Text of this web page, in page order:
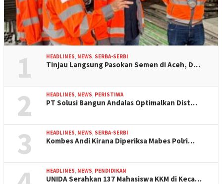
1 HEADLINES, NEWS, SERBA-SERBI
Tinjau Langsung Pasokan Semen di Aceh, D…
2 HEADLINES, NEWS, PERISTIWA
PT Solusi Bangun Andalas Optimalkan Dist…
3 HEADLINES, NEWS, SERBA-SERBI
Kombes Andi Kirana Diperiksa Mabes Polri…
HEADLINES, NEWS, PENDIDIKAN
UNIDA Serahkan 137 Mahasiswa KKM di Keca…